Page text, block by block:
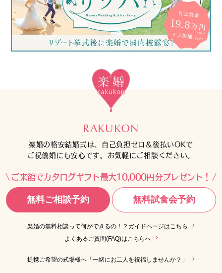
RAKUKON
楽婚の格安結婚式は、自己負担ゼロ＆後払いOKで
ご祝儀婚にも安心です。お気軽にご相談ください。
ご来館でカタログギフト最大10,000円分プレゼント！
無料ご相談予約 無料試食会予約
楽婚の無料相談って何ができるの！？ガイドページはこちら
よくあるご質問(FAQ)はこちらへ
提携ご希望の式場様へ「一緒にお二人を祝福しませんか？」